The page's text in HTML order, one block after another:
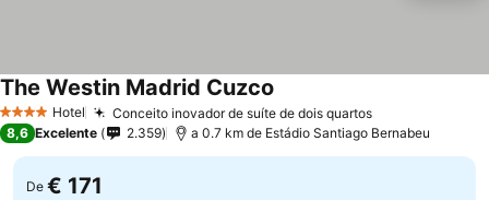
4 EstrelasHotel Conceito inovador de suíte de dois quartosVer preços
The Westin Madrid Cuzco
8,6 Excelente 2.359 a 0.7 km de Estádio Santiago Bernabeu
De € 171